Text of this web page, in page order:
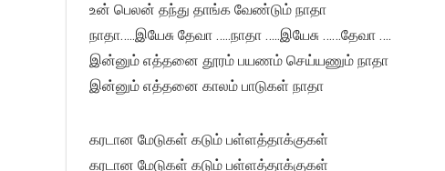
உன் பெலன் தந்து தாங்க வேண்டும் நாதா
நாதா…..இயேசு தேவா …..நாதா …..இயேசு ……தேவா ….
இன்னும் எத்தனை தூரம் பயணம் செய்யணும் நாதா
இன்னும் எத்தனை காலம் பாடுகள் நாதா
கரடான மேடுகள் கடும் பள்ளத்தாக்குகள்
கரடான மேடுகள் கடும் பள்ளத்தாக்குகள்